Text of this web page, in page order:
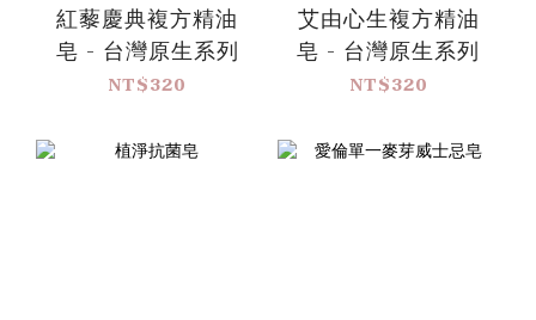
紅藜慶典複方精油
皂 - 台灣原生系列
NT$320
艾由心生複方精油
皂 - 台灣原生系列
NT$320